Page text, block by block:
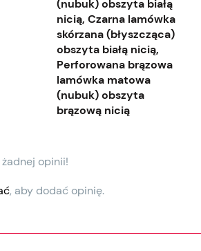
(nubuk) obszyta białą
nicią, Czarna lamówka
skórzana (błyszcząca)
obszyta białą nicią,
Perforowana brązowa
lamówka matowa
(nubuk) obszyta
brązową nicią
opinii!
, aby dodać opinię.